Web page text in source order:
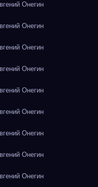
Онегин
Онегин
Онегин
Онегин
Онегин
Онегин
Онегин
Онегин
Онегин